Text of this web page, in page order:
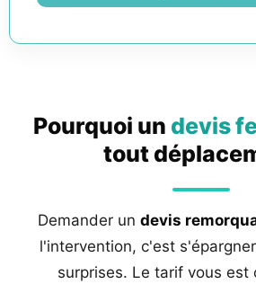
Pourquoi un devis
tout
Demander un devis
l'intervention, c'est
surprises. Le tarif vous est